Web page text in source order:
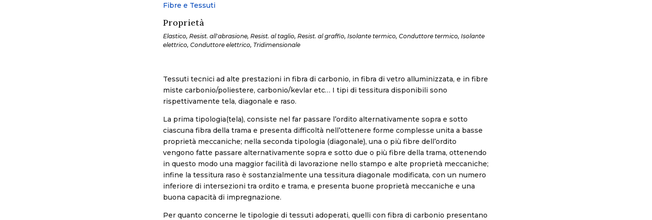
Fibre e Tessuti
Proprietà
Elastico, Resist. all'abrasione, Resist. al taglio, Resist. al graffio, Isolante termico, Conduttore termico, Isolante
elettrico, Conduttore elettrico, Tridimensionale
Tessuti tecnici ad alte prestazioni in fibra di carbonio, in fibra di vetro alluminizzata, e in fibre
miste carbonio/poliestere, carbonio/kevlar etc… I tipi di tessitura disponibili sono
rispettivamente tela, diagonale e raso.
La prima tipologia(tela), consiste nel far passare l’ordito alternativamente sopra e sotto
ciascuna fibra della trama e presenta difficoltà nell’ottenere forme complesse unita a basse
proprietà meccaniche; nella seconda tipologia (diagonale), una o più fibre dell’ordito
vengono fatte passare alternativamente sopra e sotto due o più fibre della trama, ottenendo
in questo modo una maggior facilità di lavorazione nello stampo e alte proprietà meccaniche;
infine la tessitura raso è sostanzialmente una tessitura diagonale modificata, con un numero
inferiore di intersezioni tra ordito e trama, e presenta buone proprietà meccaniche e una
buona capacità di impregnazione.
Per quanto concerne le tipologie di tessuti adoperati, quelli con fibra di carbonio presentano